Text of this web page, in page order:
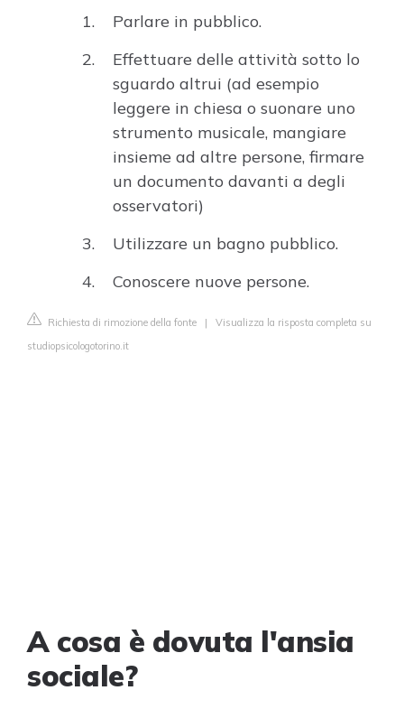
Parlare in pubblico.
Effettuare delle attività sotto lo
sguardo altrui (ad esempio
leggere in chiesa o suonare uno
strumento musicale, mangiare
insieme ad altre persone, firmare
un documento davanti a degli
osservatori)
Utilizzare un bagno pubblico.
Conoscere nuove persone.
Richiesta di rimozione della fonte | Visualizza la risposta completa su
studiopsicologotorino.it
A cosa è dovuta l'ansia
sociale?